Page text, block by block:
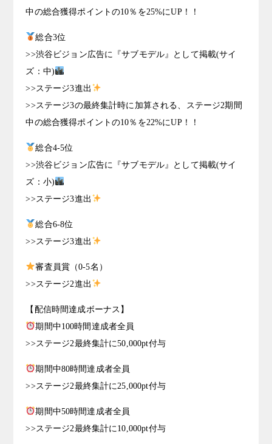
中の総合獲得ポイントの10％を25%にUP！！
総合3位
>>渋谷ビジョン広告に『サブモデル』として掲載(サイ
ズ：中)
>>ステージ3進出
>>ステージ3の最終集計時に加算される、ステージ2期間
中の総合獲得ポイントの10％を22%にUP！！
総合4-5位
>>渋谷ビジョン広告に『サブモデル』として掲載(サイ
ズ：小)
>>ステージ3進出
総合6-8位
>>ステージ3進出
審査員賞（0-5名）
>>ステージ2進出
【配信時間達成ボーナス】
期間中100時間達成者全員
>>ステージ2最終集計に50,000pt付与
期間中80時間達成者全員
>>ステージ2最終集計に25,000pt付与
期間中50時間達成者全員
>>ステージ2最終集計に10,000pt付与